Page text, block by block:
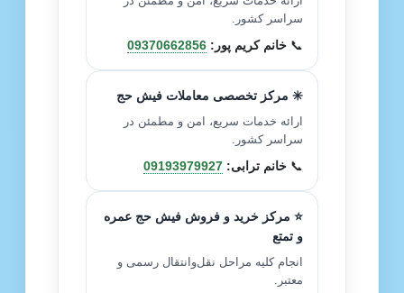
سراسر کشور.
📞 خانم کریم پور: 09370662856
✳️ مرکز تخصصی معاملات فیش حج
ارائه خدمات سریع، امن و مطمئن در
سراسر کشور.
📞 خانم ترابی: 09193979927
⭐ مرکز خرید و فروش فیش حج عمره
و تمتع
انجام کلیه مراحل نقل‌وانتقال رسمی و
معتبر.